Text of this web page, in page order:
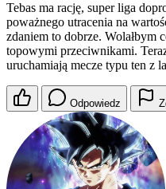
Tebas ma rację, super liga
poważnego utracenia na
zdaniem to dobrze. Wolałbym
topowymi przeciwnikami.
uruchamiają mecze typu ten z
Odpowiedz